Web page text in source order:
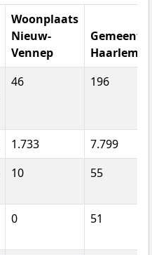
Woonplaats
Nieuw-
Vennep
Gemeente
46 196
1.733
7.799
10 55
0 51